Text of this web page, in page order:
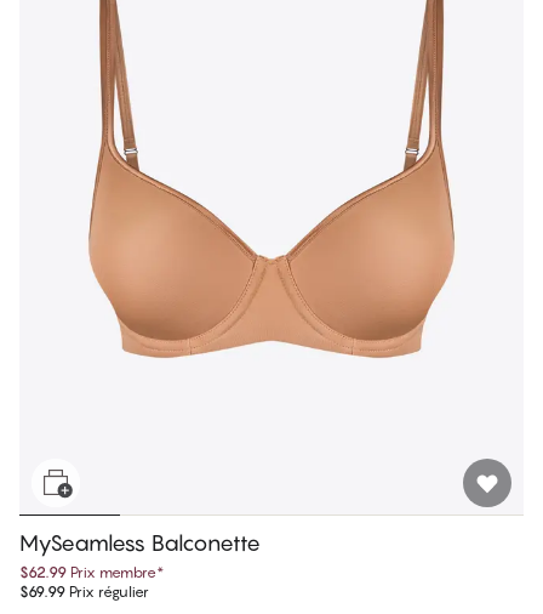
MySeamless Balconette
$62.99 Prix membre*
$69.99 Prix régulier